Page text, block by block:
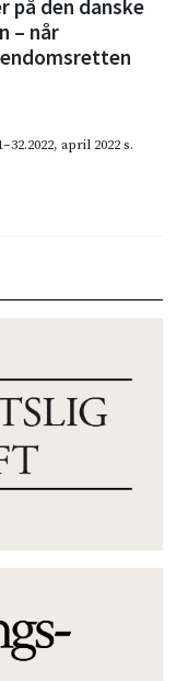
på den danske
– når
, april 2022s.